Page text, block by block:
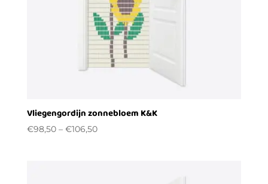
Vliegengordijn zonnebloem K&K
€98,50– €106,50